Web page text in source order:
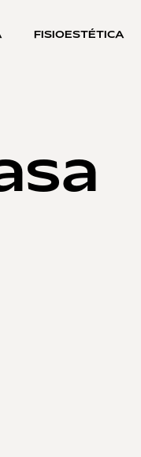
FISIOESTÉTICA